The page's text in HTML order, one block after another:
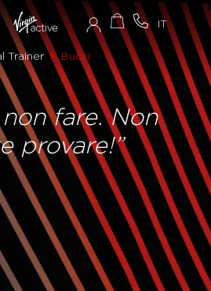
Trainer Bucci
non fare. Non
provare!”